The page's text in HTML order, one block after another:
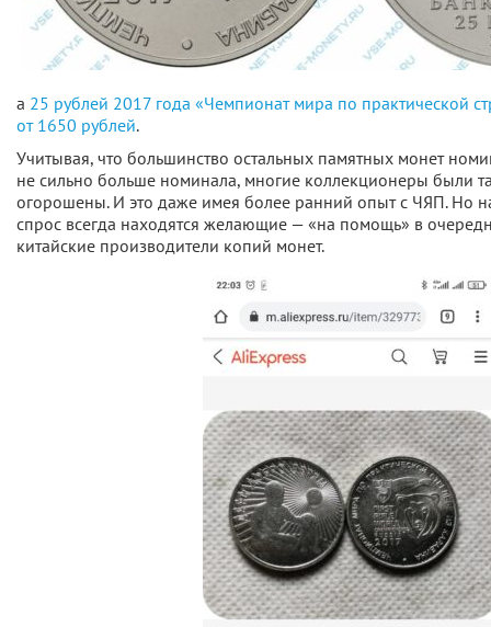
а 25 рублей 2017 года «Чемпионат мира по практической
от 1650 рублей.
Учитывая, что большинство остальных памятных монет
не сильно больше номинала, многие коллекционеры были
огорошены. И это даже имея более ранний опыт с ЧЯП. Но
спрос всегда находятся желающие — «на помощь» в
китайские производители копий монет.